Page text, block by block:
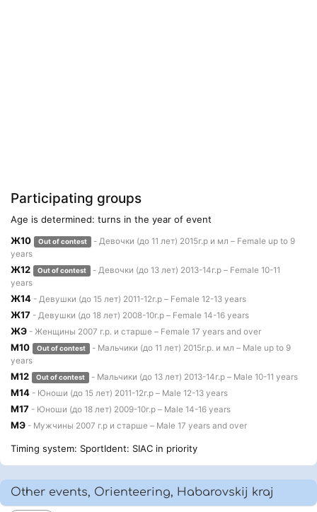
Participating groups
Age is determined: turns in the year of event
Ж10
Out of contest
- Девочки (до 11 лет) 2015г.р и мл – Female up to 9
years
Ж12 Out of contest
- Девочки (до 13 лет) 2013-14г.р – Female 10-11
years
Ж14 - Девушки (до 15 лет) 2011-12г.р – Female 12-13 years
Ж17 - Девушки (до 18 лет) 2008-10г.р – Female 14-16 years
ЖЭ - Женщины 2007 г.р. и старше – Female 17 years and over
М10 Out of contest
- Мальчики (до 11 лет) 2015г.р. и мл – Male up to 9
years
М12 Out of contest - Мальчики (до 13 лет) 2013-14г.р – Male 10-11 years
М14 - Юноши (до 15 лет) 2011-12г.р – Male 12-13 years
М17 - Юноши (до 18 лет) 2009-10г.р – Male 14-16 years
МЭ - Мужчины 2007 г.р и старше – Male 17 years and over
Timing system: SportIdent: SIAC in priority
Other events, Orienteering, Habarovskij kraj